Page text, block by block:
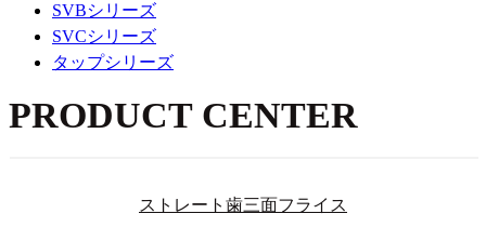
SVBシリーズ
SVCシリーズ
タップシリーズ
PRODUCT CENTER
ストレート歯三面フライス